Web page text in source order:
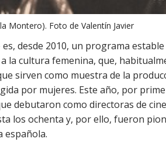
Montero). Foto de Valentín Javier
es, desde 2010, un programa
la cultura femenina, que,
sirven como muestra de la
por mujeres. Este año, por
debutaron como directoras de
los ochenta y, por ello, fueron
española.